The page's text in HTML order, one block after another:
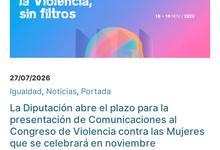
27/07/2026
Igualdad, Noticias, Portada
La Diputación abre el plazo para la
presentación de Comunicaciones al
Congreso de Violencia contra las Mujeres
que se celebrará en noviembre